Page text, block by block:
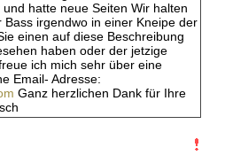
hatte neue Seiten Wir halten
irgendwo in einer Kneipe der
einen auf diese Beschreibung
haben oder der jetzige
ich mich sehr über eine
Email- Adresse:
Ganz herzlichen Dank für Ihre